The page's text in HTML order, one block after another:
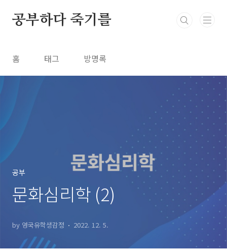
공부하다 죽기를
홈 태그 방명록
공부
문화심리학 (2)
by 영국유학생감정 2022. 12. 5.